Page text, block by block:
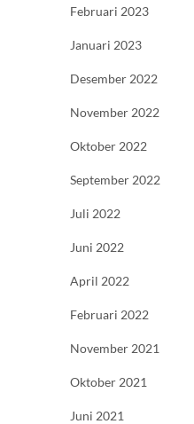
Februari 2023
Januari 2023
Desember 2022
November 2022
Oktober 2022
September 2022
Juli 2022
Juni 2022
April 2022
Februari 2022
November 2021
Oktober 2021
Juni 2021